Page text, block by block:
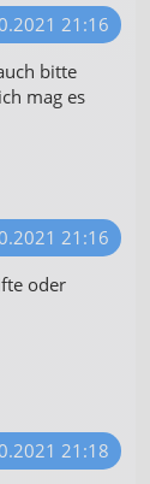
21:16
bitte
mag es
21:16
oder
21:18